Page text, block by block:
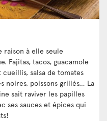
raison à elle seule
Fajitas, tacos, guacamole
salsa de tomates
noires, poissons grillés… La
sait raviver les papilles
ses sauces et épices qui